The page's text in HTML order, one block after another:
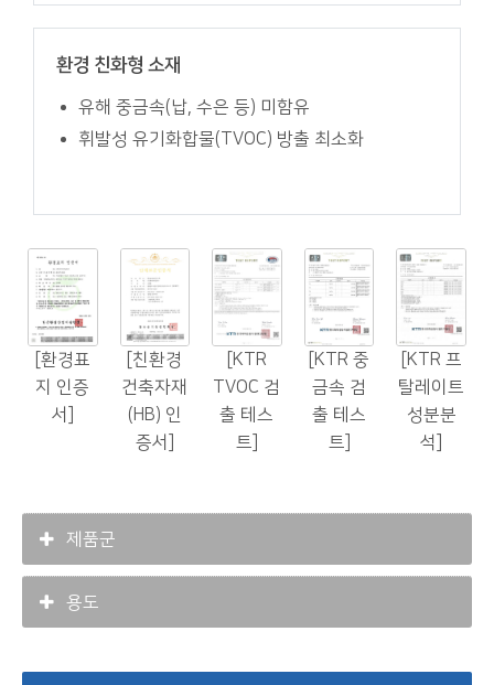
환경 친화형 소재
유해 중금속(납, 수은 등) 미함유
휘발성 유기화합물(TVOC) 방출 최소화
[환경표
지 인증
서]
[친환경
건축자재
(HB) 인
증서]
[KTR
TVOC 검
출 테스
트]
[KTR 중
금속 검
출 테스
트]
[KTR 프
탈레이트
성분분
석]
제품군
용도